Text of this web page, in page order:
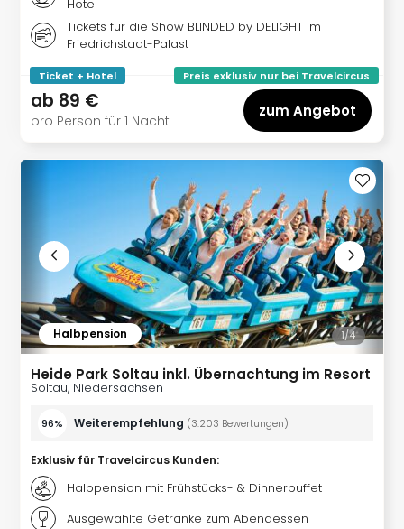
alle
Hotel
Tickets für die Show BLINDED by DELIGHT im
Friedrichstadt-Palast
Ticket + Hotel Preis exklusiv nur bei Travelcircus
ab 89 €
pro Person für 1 Nacht
zum Angebot
Halbpension 1/4
Heide Park Soltau inkl. Übernachtung im Resort
Soltau, Niedersachsen
96% Weiterempfehlung (3.203 Bewertungen)
Exklusiv für Travelcircus Kunden:
Halbpension mit Frühstücks- & Dinnerbuffet
Ausgewählte Getränke zum Abendessen